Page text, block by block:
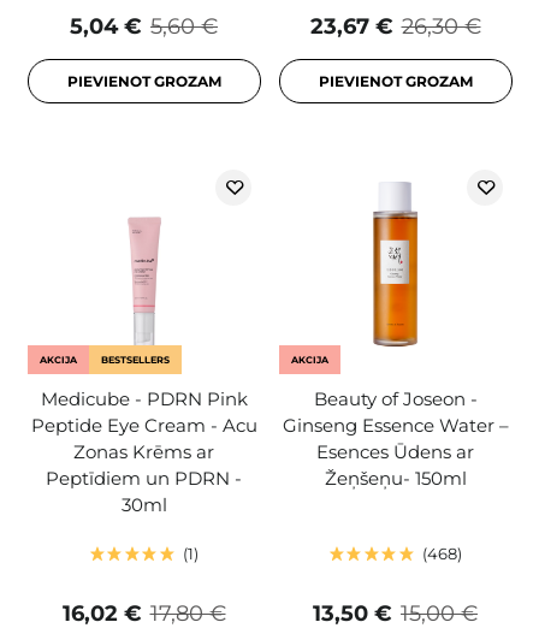
5,60 €
5,04 €
PIEVIENOT GROZAM
26,30 €
23,67 €
PIEVIENOT GROZAM
AKCIJA BESTSELLERS
Medicube - PDRN Pink
Peptide Eye Cream - Acu
Zonas Krēms ar
Peptīdiem un PDRN -
30ml
1
17,80 €
16,02 €
AKCIJA
Beauty of Joseon -
Ginseng Essence Water –
Esences Ūdens ar
Žeņšeņu- 150ml
468
15,00 €
13,50 €